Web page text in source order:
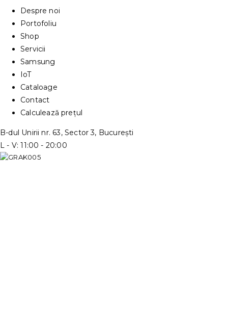
Despre noi
Portofoliu
Shop
Servicii
Samsung
IoT
Cataloage
Contact
Calculează prețul
B-dul Unirii nr. 63, Sector 3, București
L - V: 11:00 - 20:00